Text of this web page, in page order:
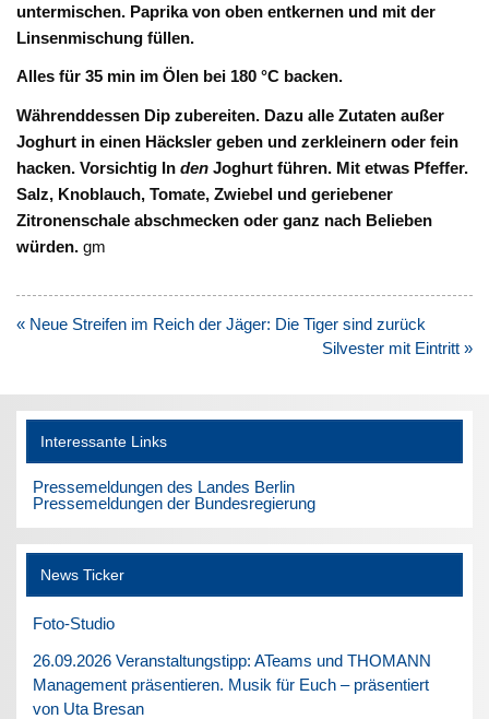
untermischen. Paprika vonoben entkernen und mit der
Linsenmischung füllen.
Alles für 35 min imÖlen bei 180°C backen.
Währenddessen Dip zubereiten. Dazu alle Zutaten außer
Joghurt ineinen Häcksler geben und zerkleinern oder fein
hacken. Vorsichtig IndenJoghurt führen. Mit etwas Pfeffer.
Salz, Knoblauch, Tomate, Zwiebel und geriebener
Zitronenschale abschmecken oder ganz nach Belieben
würden. gm
Beitragsnavigation
« Neue Streifen im Reich der Jäger: Die Tiger sind zurück
Silvester mit Eintritt »
Interessante Links
Pressemeldungen des Landes Berlin
Pressemeldungen der Bundesregierung
News Ticker
Foto-Studio
26.09.2026 Veranstaltungstipp: ATeams und THOMANN
Management präsentieren. Musik für Euch – präsentiert
von Uta Bresan